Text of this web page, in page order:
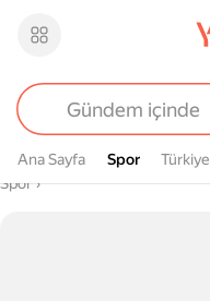
Ana Sayfa Spor
Spor Türkiye
Buradasın
Spor›